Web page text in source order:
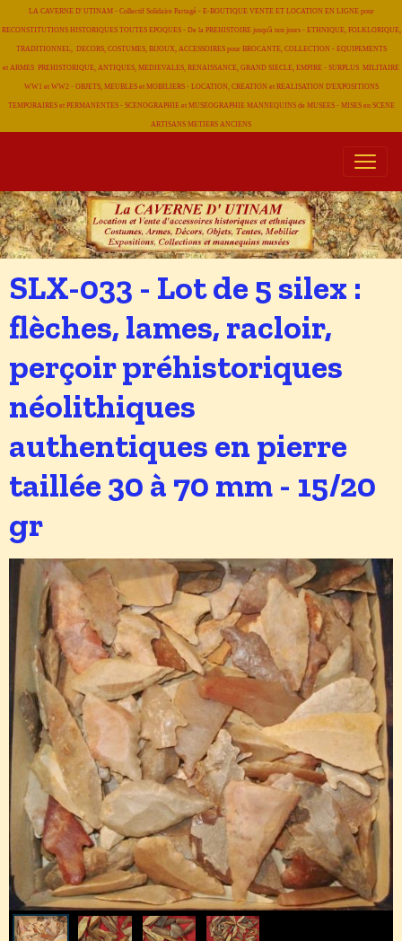
LA CAVERNE D' UTINAM - Collectif Solidaire Partagé - E-BOUTIQUE VENTE ET LOCATION EN LIGNE pour
RECONSTITUTIONS HISTORIQUES TOUTES EPOQUES - De la PREHISTOIRE jusqu'à nos jours - ETHNIQUE, FOLKLORIQUE,
TRADITIONNEL, DECORS, COSTUMES, BIJOUX, ACCESSOIRES pour BROCANTE, COLLECTION - EQUIPEMENTS
et ARMES PREHISTORIQUE, ANTIQUES, MEDIEVALES, RENAISSANCE, GRAND SIECLE, EMPIRE - SURPLUS MILITAIRE
WW1 et WW2 - OBJETS, MEUBLES et MOBILIERS - LOCATION, CREATION et REALISATION D'EXPOSITIONS
TEMPORAIRES et PERMANENTES - SCENOGRAPHIE et MUSEOGRAPHIE MANNEQUINS de MUSEES - MISES en SCENE
ARTISANS METIERS ANCIENS
SLX-033 - Lot de 5 silex :
flèches, lames, racloir,
perçoir préhistoriques
néolithiques
authentiques en pierre
taillée 30 à 70 mm - 15/20
gr